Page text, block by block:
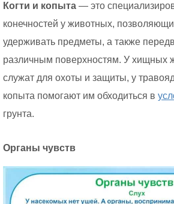
Когти и копыта — это
конечностей у животных,
удерживать предметы, а также
различным поверхностям. У хищных
служат для охоты и защиты, у
копыта помогают им обходиться в
грунта.
Органы чувств